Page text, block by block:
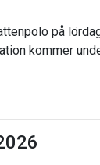
på
kommer